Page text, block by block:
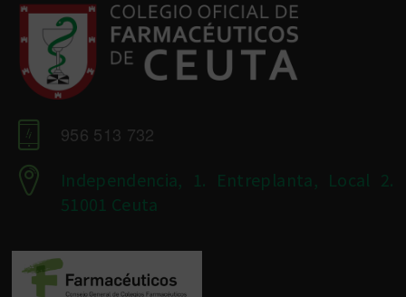
956 513 732
Independencia, 1. Entreplanta, Local 2.
51001 Ceuta